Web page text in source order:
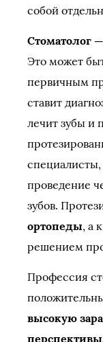
собой
Стоматолог
Это может
первичным
ставит
лечит зубы и
специалисты,
проведение
зубов.
ортопеды, а к
решением
Профессия
высокую